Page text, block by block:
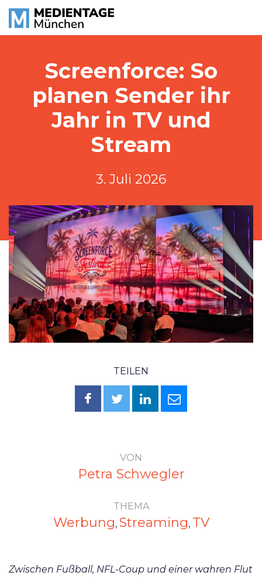
Screenforce: So
planen Sender ihr
Jahr in TV und
Stream
3. Juli 2026
TEILEN
VON
Petra Schwegler
THEMA
Werbung, Streaming, TV
Zwischen Fußball, NFL-Coup und einer wahren Flut